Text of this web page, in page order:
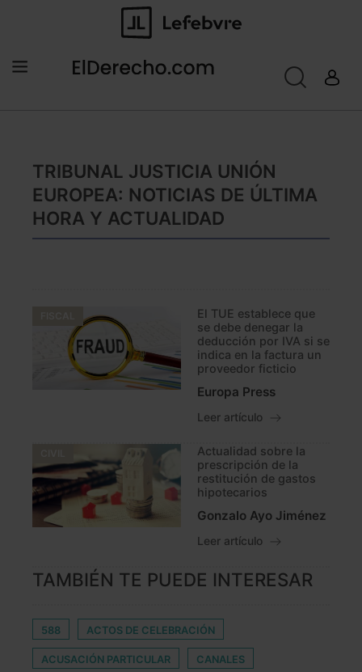
TRIBUNAL JUSTICIA UNIÓN
EUROPEA: NOTICIAS DE ÚLTIMA
HORA Y ACTUALIDAD
El TUE establece que
se debe denegar la
deducción por IVA si se
indica en la factura un
proveedor ficticio
Europa Press
Leer artículo
Actualidad sobre la
prescripción de la
restitución de gastos
hipotecarios
Gonzalo Ayo Jiménez
Leer artículo
TAMBIÉN TE PUEDE INTERESAR
588 ACTOS DE CELEBRACIÓN
ACUSACIÓN PARTICULAR CANALES